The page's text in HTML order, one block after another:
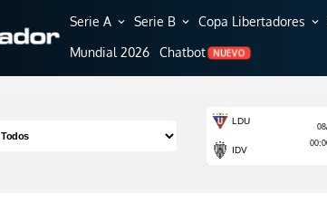
Serie A expand_more Serie B expand_more Copa Libertadores expand_more
Mundial 2026 Chatbot NUEVO